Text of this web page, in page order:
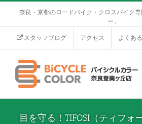
奈良・京都のロードバイク・クロスバイク
ー」
スタッフブログ アクセス よくあ
目を守る！TIFOSI（ティフォ